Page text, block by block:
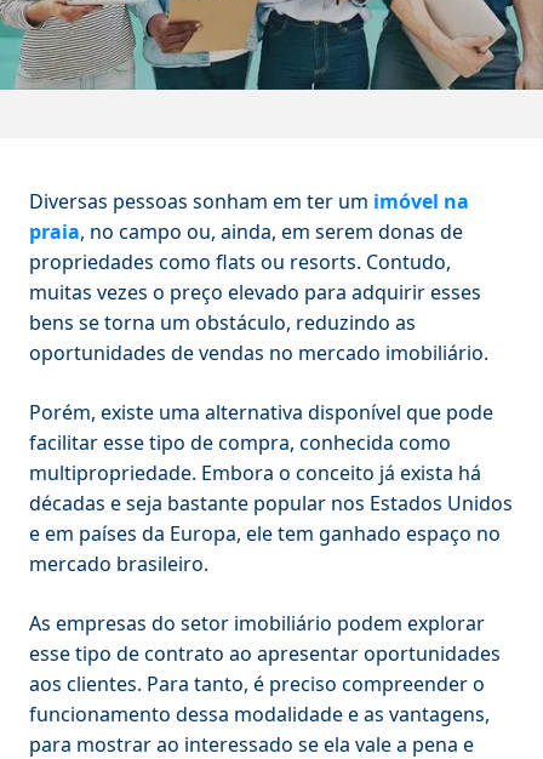
Diversas pessoas sonham em ter um imóvel na
praia, no campo ou, ainda, em serem donas de
propriedades como flats ou resorts. Contudo,
muitas vezes o preço elevado para adquirir esses
bens se torna um obstáculo, reduzindo as
oportunidades de vendas no mercado imobiliário.
Porém, existe uma alternativa disponível que pode
facilitar esse tipo de compra, conhecida como
multipropriedade. Embora o conceito já exista há
décadas e seja bastante popular nos Estados Unidos
e em países da Europa, ele tem ganhado espaço no
mercado brasileiro.
As empresas do setor imobiliário podem explorar
esse tipo de contrato ao apresentar oportunidades
aos clientes. Para tanto, é preciso compreender o
funcionamento dessa modalidade e as vantagens,
para mostrar ao interessado se ela vale a pena e